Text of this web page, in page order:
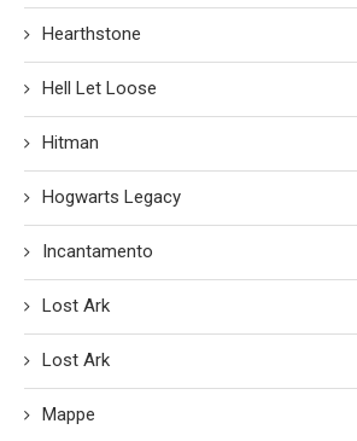
Hearthstone
Hell Let Loose
Hitman
Hogwarts Legacy
Incantamento
Lost Ark
Lost Ark
Mappe